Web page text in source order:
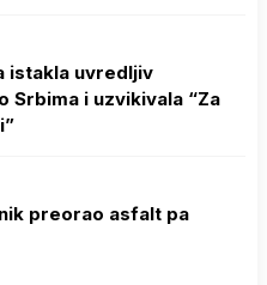
istakla uvredljiv
Srbima i uzvikivala “Za
preorao asfalt pa